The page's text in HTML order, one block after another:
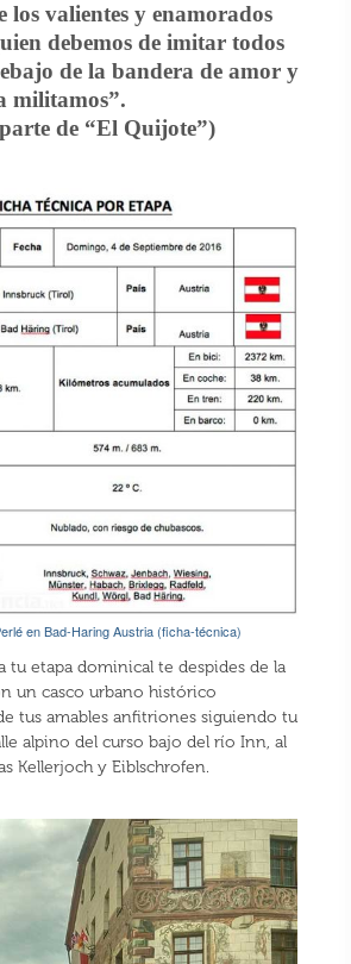
los valientes y enamorados
debemos de imitar todos
de la bandera de amor y
militamos”.
de “El Quijote”)
en Bad-Haring Austria (ficha-técnica)
tu etapa dominical te despides de la
un casco urbano histórico
tus amables anfitriones siguiendo tu
alpino del curso bajo del río Inn, al
Kellerjoch y Eiblschrofen.